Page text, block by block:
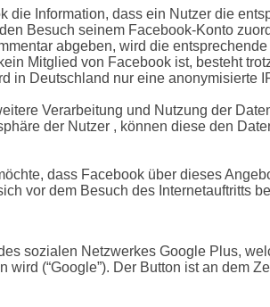
Information, dass ein Nutzer die
Besuch seinem Facebook-Konto
abgeben, wird die
Mitglied von Facebook ist, besteht
in Deutschland nur eine anonymisierte
Verarbeitung und Nutzung der
der Nutzer , können diese den
dass Facebook über dieses
vor dem Besuch des Internetauftritts
sozialen Netzwerkes Google Plus,
(“Google”). Der Button ist an dem